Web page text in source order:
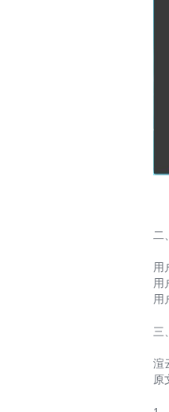
二
用
用
用
三
渲
原